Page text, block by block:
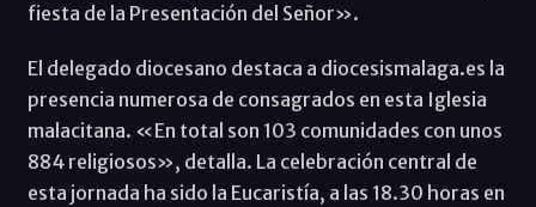
fiesta de la Presentación del Señor».
El delegado diocesano destaca a diocesismalaga.es la
presencia numerosa de consagrados en esta Iglesia
malacitana. «En total son 103 comunidades con unos
884 religiosos», detalla. La celebración central de
esta jornada ha sido la Eucaristía, a las 18.30 horas en